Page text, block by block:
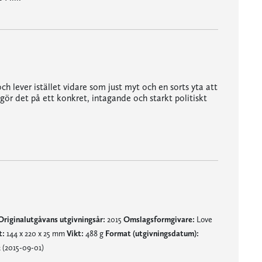
lever istället vidare som just myt och en sorts yta att
det på ett konkret, intagande och starkt politiskt
utgivningsår: 2015 Omslagsformgivare: Love
144 x 220 x 25 mmVikt: 488 g Format (utgivningsdatum):
(2015-09-01)